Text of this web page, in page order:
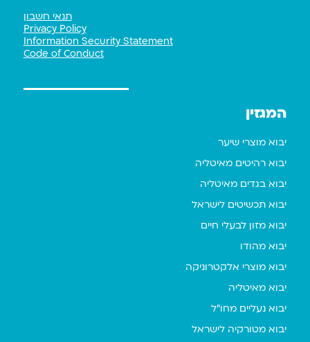
תנאי חשבון
Privacy Policy
Information Security Statement
Code of Conduct
המגזין
יבוא מוצרי שיער
יבוא רהיטים מאיטליה
יבוא בגדים מאיטליה
יבוא תכשיטים לישראל
יבוא מזון לבעלי חיים
יבוא מהודו
יבוא מוצרי אלקטרוניקה
יבוא מאיטליה
יבוא נעליים מחו"ל
יבוא מטורקיה לישראל